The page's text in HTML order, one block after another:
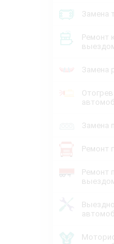
Замена
Ремонт
Замена
Замена
Ремонт
Ремонт